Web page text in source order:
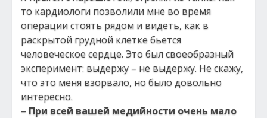
то кардиологи позволили мне во время
операции стоять рядом и видеть, как в
раскрытой грудной клетке бьется
человеческое сердце. Это был своеобразный
эксперимент: выдержу – не выдержу. Не скажу,
что это меня взорвало, но было довольно
интересно.
– При всей вашей медийности очень мало